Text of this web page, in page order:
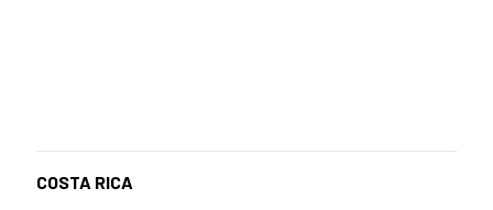
COSTA RICA